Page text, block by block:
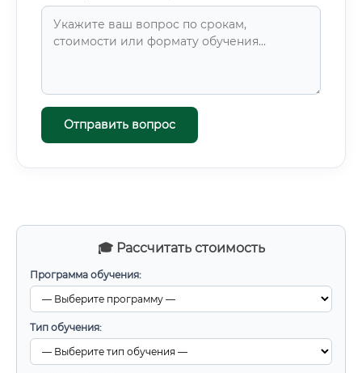
🎓 Рассчитать стоимость
Программа обучения:
Тип обучения:
Отправить вопрос